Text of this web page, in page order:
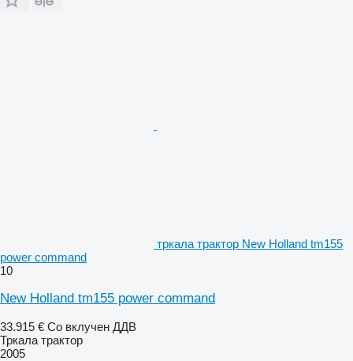
тркала трактор New Holland tm155
power command
10
New Holland tm155 power command
33.915 € Со вклучен ДДВ
Тркала трактор
2005